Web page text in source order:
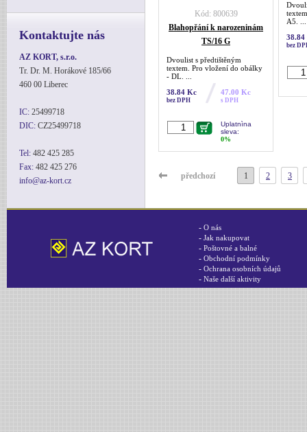
Kontaktujte nás
AZ KORT, s.r.o.
Tr. Dr. M. Horákové 185/66
460 00 Liberec
IC: 25499718
DIC: CZ25499718
Tel: 482 425 285
Fax: 482 425 276
info@az-kort.cz
Kód: 800639
Blahopřání k narozeninám
TS/16 G
Dvoulist s předtištěným
textem. Pro vložení do obálky
- DL. ...
38.84 Kc
bez DPH
47.00 Kc
s DPH
Uplatnìna
sleva:
0%
A5. ...
38.84
bez
předchozí 1 2 3
- O nás
- Jak nakupovat
- Poštovné a balné
- Obchodní podmínky
- Ochrana osobních údajů
- Naše další aktivity